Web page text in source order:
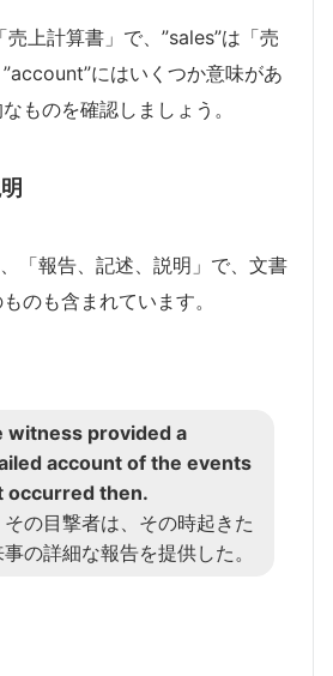
上計算書」で、”sales”は「売
”account”にはいくつか意味があ
ものを確認しましょう。
「報告、記述、説明」で、文書
のも含まれています。
witness provided a
account of the events
occurred then.
の目撃者は、その時起きた
の詳細な報告を提供した。